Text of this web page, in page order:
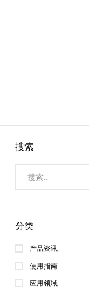
搜索
分类
产品资讯
使用指南
应用领域